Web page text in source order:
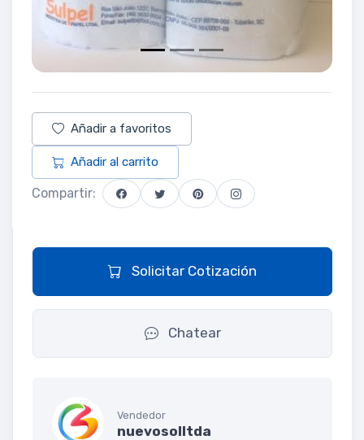
Añadir a favoritos
Añadir al carrito
Compartir:
Solicitar Cotización
Chatear
Vendedor
nuevosolltda